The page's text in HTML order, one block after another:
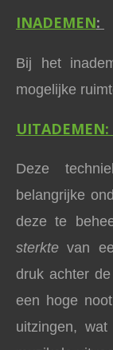
INADEMEN:
Bij het
mogelijke
UITADEMEN:
Deze
belangrijke
deze te
sterkte van
druk achter
een hoge
uitzingen,